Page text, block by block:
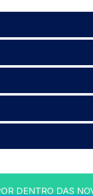
DENTRO DAS